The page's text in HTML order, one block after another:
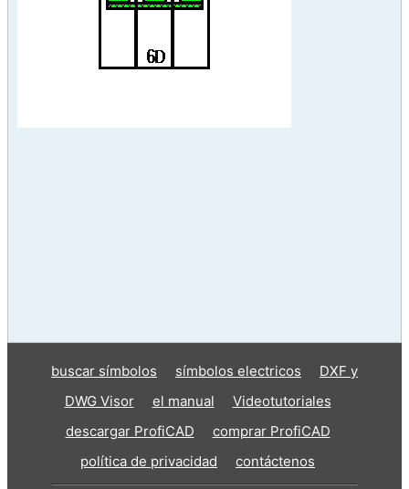
buscar símbolos símbolos electricos
DXF y
DWG Visor
el manual
Videotutoriales
descargar ProfiCAD
comprar ProfiCAD
política de privacidad
contáctenos